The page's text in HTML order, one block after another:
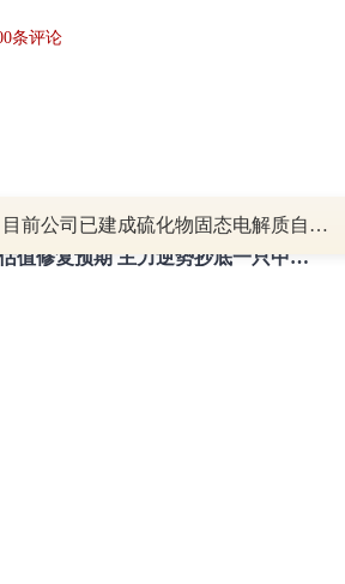
国瓷材料：目前公司已建成硫化物固态电解质自动化生产线 量产能力初步构建